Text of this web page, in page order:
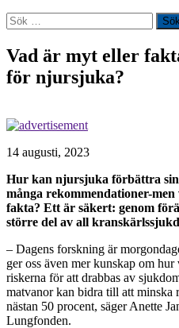
Sök
efter:
Vad är myt eller
för njursjuka?
14 augusti, 2023
Hur kan njursjuka förbättra
många rekommendationer-
fakta? Ett är säkert: genom
större del av all
– Dagens forskning är
ger oss även mer kunskap om
riskerna för att drabbas av
matvanor kan bidra till att minska
nästan 50 procent, säger Anette
Lungfonden.